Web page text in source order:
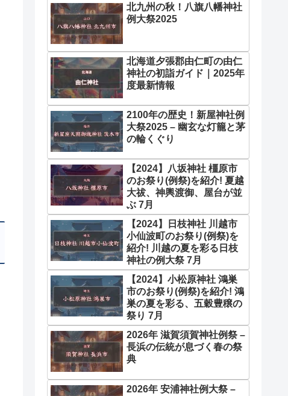
北九州の秋！八旗八幡神社
例大祭2025
北海道夕張郡由仁町の由仁
神社の初詣ガイド｜2025年
度最新情報
2100年の歴史！新屋神社例
大祭2025 – 幽玄な灯籠と茅
の輪くぐり
【2024】八坂神社 橿原市
のお祭り(例祭)を紹介! 夏越
大祓、神輿渡御、屋台が並
ぶ 7月
【2024】日枝神社 川越市
小仙波町のお祭り(例祭)を
紹介! 川越の夏を彩る日枝
神社の例大祭 7月
【2024】小松原神社 鴻巣
市のお祭り(例祭)を紹介! 鴻
巣の夏を彩る、五穀豊穣の
祭り 7月
2026年 滋賀須賀神社例祭 –
長浜の伝統が息づく春の祭
典
2026年 安浦神社例大祭 –